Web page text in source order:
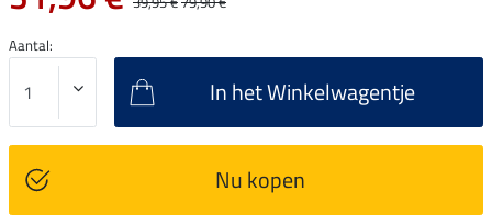
Aantal:
In het Winkelwagentje
Nu kopen